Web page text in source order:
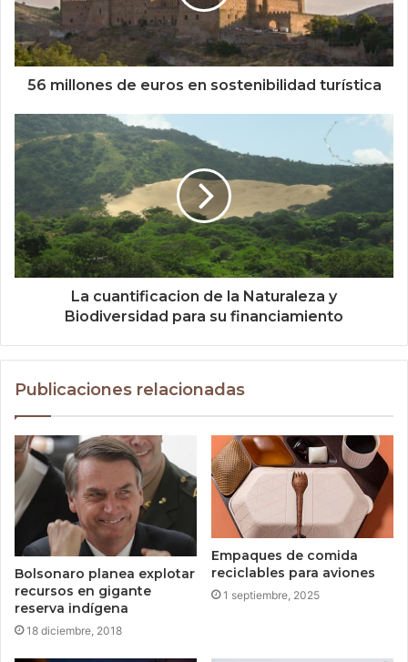
56 millones de euros en sostenibilidad turística
La cuantificacion de la Naturaleza y
Biodiversidad para su financiamiento
Publicaciones relacionadas
Bolsonaro planea explotar
recursos en gigante
reserva indígena
18 diciembre, 2018
Empaques de comida
reciclables para aviones
1 septiembre, 2025